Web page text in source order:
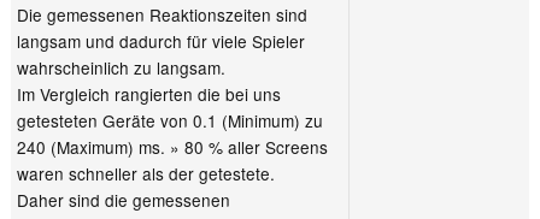
Die gemessenen Reaktionszeiten sind
langsam und dadurch für viele Spieler
wahrscheinlich zu langsam.
Im Vergleich rangierten die bei uns
getesteten Geräte von 0.1 (Minimum) zu
240 (Maximum) ms. » 80 % aller Screens
waren schneller als der getestete.
Daher sind die gemessenen